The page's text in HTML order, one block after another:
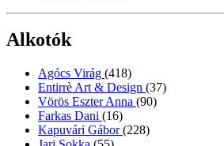
Alkotók
Agócs Virág (418)
Entirrè Art & Design (37)
Vörös Eszter Anna (90)
Farkas Dani (16)
Kapuvári Gábor(228)